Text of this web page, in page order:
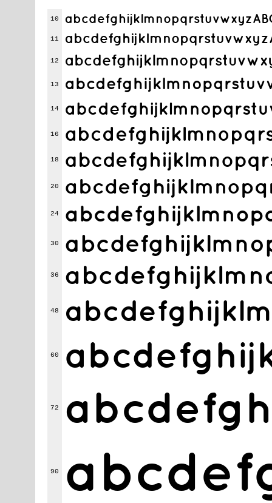
10
11
12
13
14
16
18
20
24
30
36
48
60
72
90